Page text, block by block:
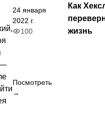
—
24 января
2022 г.
100
Посмотреть
→
Как
жизнь